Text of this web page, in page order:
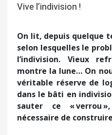
Vive l’indivision !
On lit, depuis quelque
selon lesquelles le
l’indivision. Vieux
montre la lune… On
véritable réserve de
dans le bâti en
sauter ce «
nécessaire de